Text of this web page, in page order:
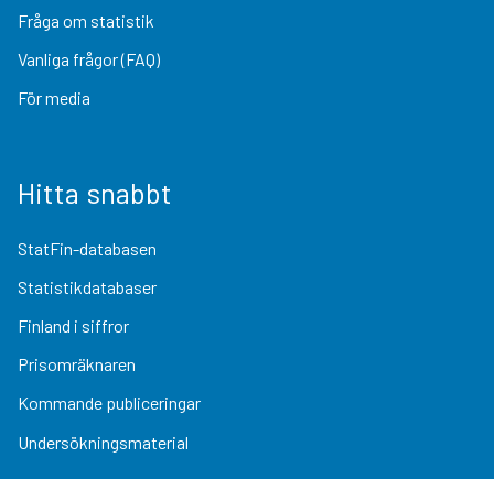
Fråga om statistik
Vanliga frågor (FAQ)
För media
Hitta snabbt
StatFin-databasen
Statistikdatabaser
Finland i siffror
Prisomräknaren
Kommande publiceringar
Undersökningsmaterial